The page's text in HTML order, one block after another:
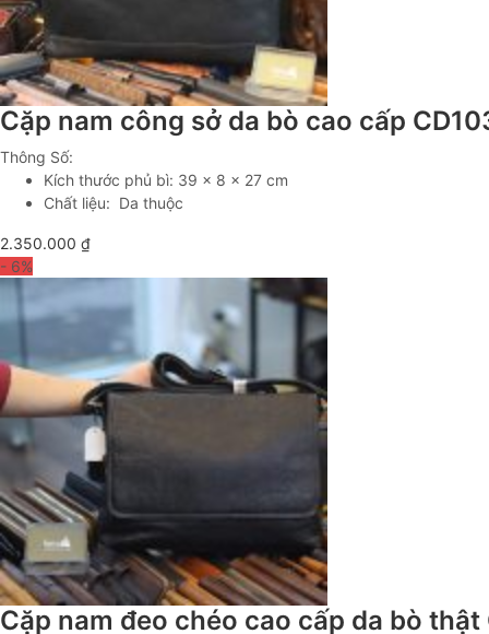
Cặp nam công sở da bò cao cấp
Thông Số:
Kích thước phủ bì: 39 x 8 x 27 cm
Chất liệu: Da thuộc
2.350.000 ₫
- 6%
Cặp nam đeo chéo cao cấp da bò thật